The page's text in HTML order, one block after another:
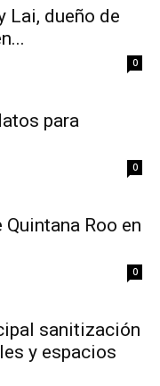
Lai, dueño de
0
para
0
Roo en
0
sanitización
y espacios